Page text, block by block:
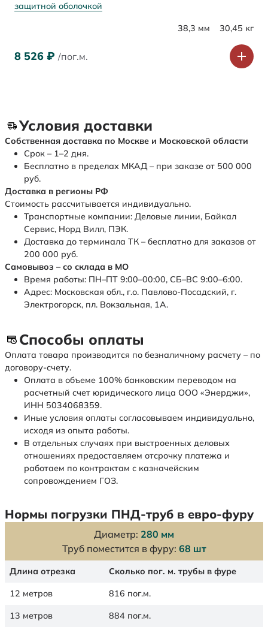
защитной оболочкой
38,3 мм 30,45 кг
8 526 ₽ /пог.м.
Условия доставки
Собственная доставка по Москве и Московской области
Срок – 1–2 дня.
Бесплатно в пределах МКАД – при заказе от 500 000
руб.
Доставка в регионы РФ
Стоимость рассчитывается индивидуально.
Транспортные компании: Деловые линии, Байкал
Сервис, Норд Вилл, ПЭК.
Доставка до терминала ТК – бесплатно для заказов от
200 000 руб.
Самовывоз – со склада в МО
Время работы: ПН–ПТ 9:00–00:00, СБ–ВС 9:00–6:00.
Адрес: Московская обл., г.о. Павлово-Посадский, г.
Электрогорск, пл. Вокзальная, 1А.
Способы оплаты
Оплата товара производится по безналичному расчету – по
договору-счету.
Оплата в объеме 100% банковским переводом на
расчетный счет юридического лица ООО «Энерджи»,
ИНН 5034068359.
Иные условия оплаты согласовываем индивидуально,
исходя из опыта работы.
В отдельных случаях при выстроенных деловых
отношениях предоставляем отсрочку платежа и
работаем по контрактам с казначейским
сопровождением ГОЗ.
Нормы погрузки ПНД-труб в евро-фуру
Диаметр: 280 мм
Труб поместится в фуру: 68 шт
Длина отрезка Сколько пог. м. трубы в фуре
12 метров 816 пог.м.
13 метров 884 пог.м.